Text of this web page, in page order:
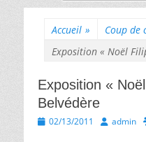
Accueil » Coup de
Exposition « Noël
Exposition «
Belvédère
Posted
02/13/2011 Author
admin